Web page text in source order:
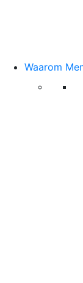
Waarom